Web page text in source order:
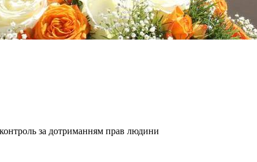
за дотриманням прав людини